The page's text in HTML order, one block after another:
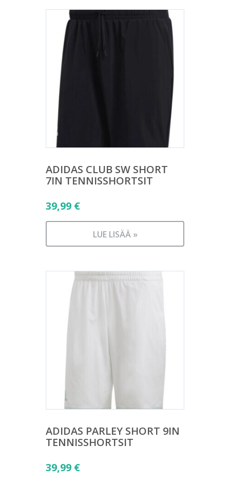
ADIDAS CLUB SW SHORT
7IN TENNISSHORTSIT
39,99 €
LUE LISÄÄ »
ADIDAS PARLEY SHORT 9IN
TENNISSHORTSIT
39,99 €